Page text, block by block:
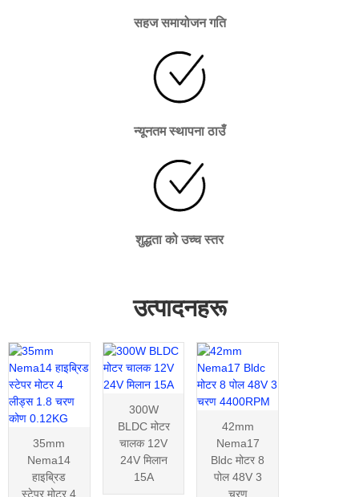
सहज समायोजन गति
न्यूनतम स्थापना ठाउँ
शुद्धता को उच्च स्तर
उत्पादनहरू
35mm
Nema14
हाइब्रिड
स्टेपर मोटर 4
300W
BLDC मोटर
चालक 12V
24V मिलान
15A
42mm
Nema17
Bldc मोटर 8
पोल 48V 3
चरण